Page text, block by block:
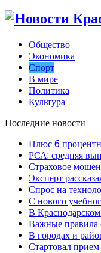
Общество
Экономика
Спорт
В мире
Политика
Культура
Последние новости
Плюс 6
РСА: средняя
Страховое
Эксперт
Спрос на
С нового
В
Важные правила
В городах и
Стартовал